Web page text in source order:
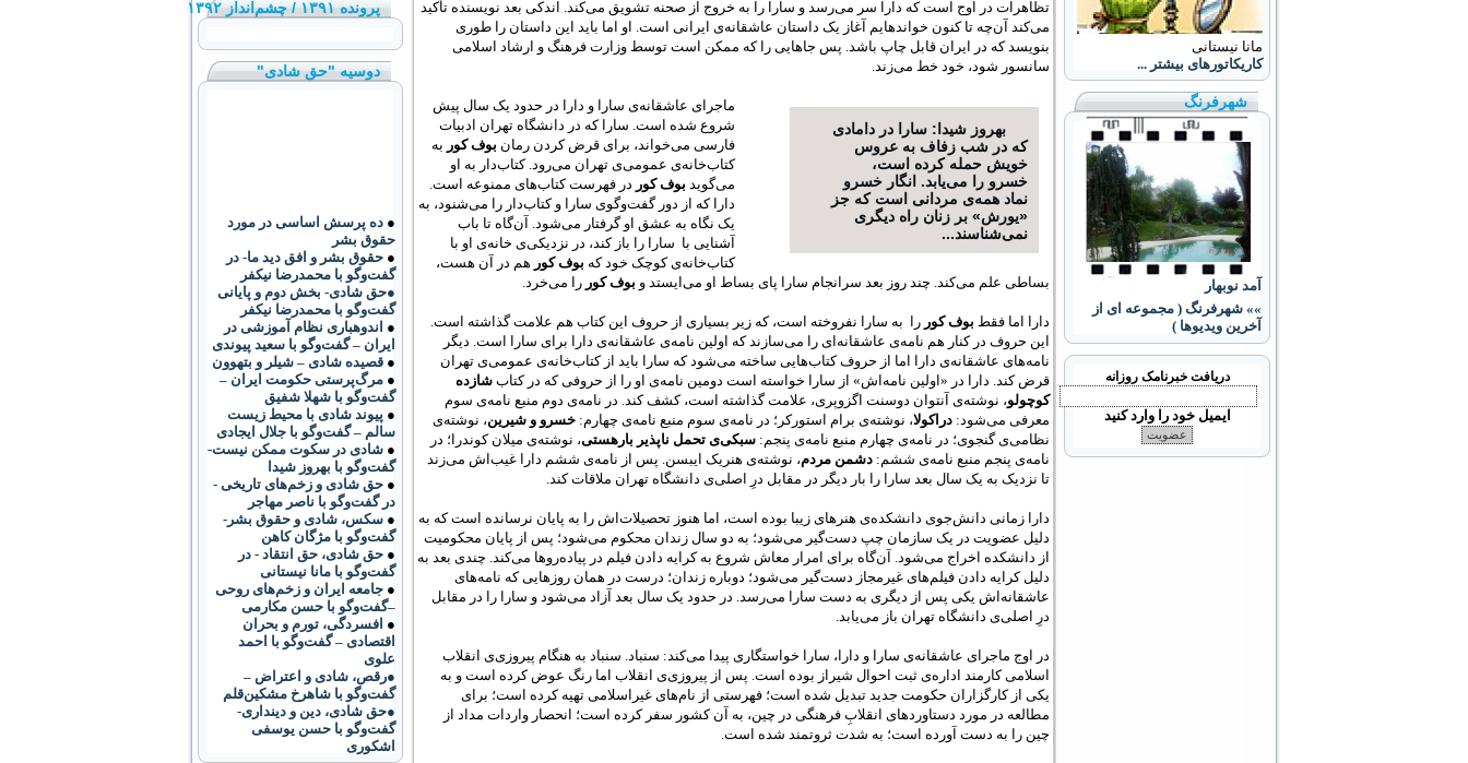
مانا نیستانی
کاریکاتورهای بیشتر ...
شهرفرنگ
آمد نوبهار
»» شهرفرنگ ( مجموعه ای از
آخرین ویدیوها )
دریافت خبرنامک روزانه
ایمیل خود را وارد کنید
تظاهرات در اوج است که دارا سر می‌رسد و سارا را به خروج از صحنه‌ تشویق می‌کند. اندکی بعد نویسنده‌ تأکید
می‌کند آن‌چه تا کنون خوانده­ایم آغاز یک داستان عاشقانه‌ی ایرانی است. او اما باید این داستان را طوری
بنویسد که در ایران قابل چاپ باشد. پس جاهایی را که ممکن است توسط وزارت فرهنگ و ارشاد اسلامی
سانسور شود، خود خط می‌زند.
بهروز شیدا: سارا در دامادی
که در شب زفاف به عروس
خویش حمله کرده است،
خسرو را می‌یابد. انگار خسرو
نماد همه‌ی مردانی است که جز
«یورش» بر زنان راه دیگری
نمی‌شناسند...
ماجرای عاشقانه‌ی سارا و دارا در حدود یک سال پیش
شروع شده است. سارا که در دانشگاه تهران ادبیات
فارسی می‌‌خواند، برای قرض کردن رمان بوف کور به
کتاب‌خانه‌ی عمومی‌ی تهران می‌رود. کتاب‌دار به او
می‌گوید بوف کور در فهرست کتاب‌های ممنوعه است.
دارا که از دور گفت‌وگوی سارا و کتاب‌دار را می‌شنود، به
یک نگاه به عشق او گرفتار می‌شود. آن‌گاه تا باب
آشنایی با سارا را باز کند، در نزدیکی‌ی خانه‌ی او با
کتاب‌خانه‌ی کوچک خود که بوف کور هم در آن هست،
بساطی علم می‌کند. چند روز بعد سرانجام سارا پای بساط او می‌ایستد و بوف کور را می‌خرد.
دارا اما فقط بوف کور را به سارا نفروخته است، که زیر بسیاری از حروف این کتاب هم علامت گذاشته است.
این حروف در کنار هم نامه‌ی عاشقانه‌ای را می‌سازند که اولین نامه‌ی عاشقانه‌ی دارا برای سارا است. دیگر
نامه‌های عاشقانه‌ی دارا اما از حروف کتاب‌هایی ساخته می‌شود که سارا باید ازکتاب‌خانه‌ی عمومی‌ی تهران
قرض کند. دارا در «اولین نامه‌اش» از سارا خواسته است دومین نامه‌ی او را از حروفی که در کتاب شازده
کوچولو، نوشته‌ی آنتوان دوسنت اگزوپری، علامت گذاشته است، کشف کند. در نامه‌ی دوم منبع نامه‌ی سوم
معرفی می‌شود: دراکولا، نوشته‌ی برام استورکر؛ در نامه‌ی سوم منبع نامه‌ی چهارم: خسرو و شیرین، نوشته‌ی
نظامی‌ی گنجوی؛ در نامه‌ی چهارم منبع نامه‌ی پنجم: سبکی‌ی تحمل‌ ناپذیر بارهستی، نوشته‌ی میلان کوندرا؛ در
نامه‌ی پنجم منبع نامه‌ی ششم: دشمن مردم، نوشته‌ی هنریک ایبسن. پس از نامه‌ی ششم دارا غیب‌اش می‌زند
تا نزدیک به یک سال بعد سارا را بار دیگر در مقابل درِ اصلی‌ی دانشگاه تهران ملاقات کند.
دارا زمانی دانش‌جوی دانشکده‌ی هنرهای زیبا بوده است، اما هنوز تحصیلات‌اش را به پایان نرسانده است که به
دلیل عضویت در یک سازمان چپ دست‌گیر می‌شود؛ به دو سال زندان محکوم می‌شود؛ پس از پایان محکومیت
از دانشکده اخراج می‌‌شود. آن‌گاه برای امرار معاش شروع به کرایه دادن فیلم در پیاده‌روها می‌کند. چندی بعد به
دلیل کرایه‌ دادن فیلم‌های غیرمجاز دست‌گیر می‌شود؛ دوباره زندان؛ درست در همان روزهایی که نامه‌های
عاشقانه‌اش یکی پس از دیگری به دست سارا می‌رسد. در حدود یک سال بعد آزاد می‌شود و سارا را در مقابل
درِ اصلی‌ی دانشگاه تهران باز می‌یابد.
در اوج ماجرای عاشقانه‌ی سارا و دارا، سارا خواستگاری پیدا می‌کند: سنباد. سنباد به هنگام پیروزی‌ی انقلاب
اسلامی کارمند اداره‌ی ثبت احوال شیراز بوده است. پس از پیروزی‌ی انقلاب اما رنگ عوض کرده است و به
یکی از کارگزاران حکومت جدید تبدیل شده است؛ فهرستی از نام‌های غیراسلامی تهیه کرده است؛ برای
مطالعه در مورد دستاوردهای انقلابِ فرهنگی­ در چین، به آن کشور سفر کرده است؛ انحصار واردات مداد از
چین را به ‌دست آورده است؛ به­ شدت ثروتمند شده است.
پرونده ۱۳۹۱ / چشم‌انداز ۱۳۹۲
دوسیه "حق شادی"
● ده پرسش اساسی در مورد
حقوق بشر
● حقوق بشر و افق دید ما- در
گفت‌وگو با محمدرضا نیکفر
●حق شادی- بخش دوم و پایانی
گفت‌وگو با محمدرضا نیکفر
● اندوهباری نظام آموزشی در
ایران – گفت‌وگو با سعید پیوندی
● قصیده شادی – شیلر و بتهوون
● مرگ‌پرستی حکومت ایران –
گفت‌وگو با شهلا شفیق
● پیوند شادی با محیط زیست
سالم – گفت‌وگو با جلال ایجادی
● شادی در سکوت ممکن نیست-
گفت‌وگو با بهروز شیدا
● حق شادی و زخم‌های تاریخی -
در گفت‌وگو با ناصر مهاجر
● سکس، شادی و حقوق بشر-
گفت‌وگو با مژگان کاهن
● حق شادی، حق انتقاد - در
گفت‌وگو با مانا نیستانی
● جامعه ایران و زخم‌های روحی
–گفت‌وگو با حسن مکارمی
● افسردگی، تورم و بحران
اقتصادی – گفت‌وگو با احمد
علوی
●رقص، شادی و اعتراض –
گفت‌و‌گو با شاهرخ مشکین‌قلم
●حق شادی، دین و دینداری-
گفت‌وگو با حسن یوسفی
اشکوری